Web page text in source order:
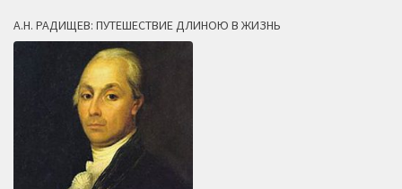
А.Н. РАДИЩЕВ: ПУТЕШЕСТВИЕ ДЛИНОЮ В ЖИЗНЬ